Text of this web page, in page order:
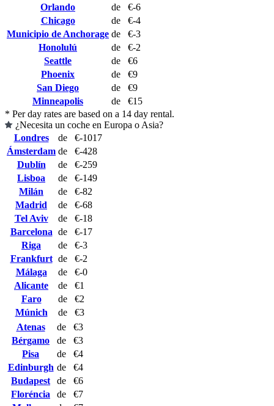
Orlando
de
€-6
Chicago
de
€-4
Municipio de Anchorage de
€-3
Honolulú
de
€-2
Seattle
de
€6
Phoenix
de
€9
San Diego
de
€9
Minneapolis
de
€15
* Per day rates are based on a 14 day rental.
¿Necesita un coche en Europa o Asia?
Londres
de
€-1017
Ámsterdam de
€-428
Dublín
de
€-259
Lisboa
de
€-149
Milán
de
€-82
Madrid
de
€-68
Tel Aviv
de
€-18
Barcelona de
€-17
Riga
de
€-3
Frankfurt de
€-2
Málaga
de
€-0
Alicante
de
€1
Faro
de
€2
Múnich
de
€3
Atenas
de
€3
Bérgamo
de
€3
Pisa
de
€4
Edinburgh de
€4
Budapest
de
€6
Floréncia
de
€7